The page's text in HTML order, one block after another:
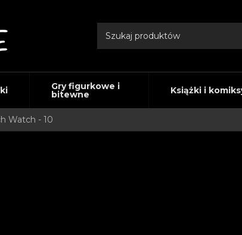
Gry figurkowe i
bitewne Książki i
Watch - 10